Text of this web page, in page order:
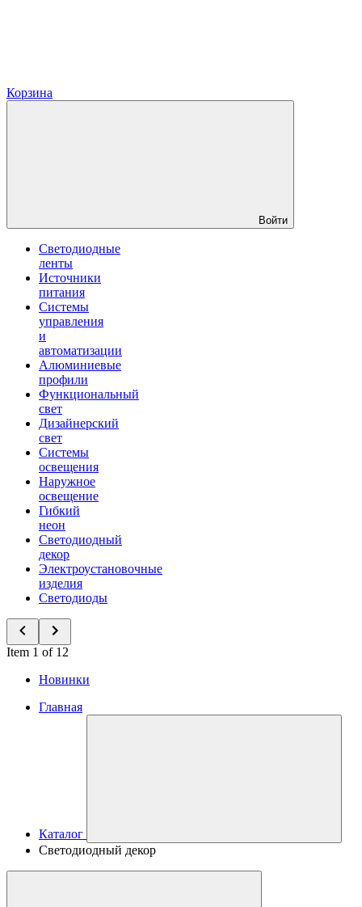
Корзина
Войти
Светодиодные
ленты
Источники
питания
Системы
управления
и
автоматизации
Алюминиевые
профили
Функциональный
свет
Дизайнерский
свет
Системы
освещения
Наружное
освещение
Гибкий
неон
Светодиодный
декор
Электроустановочные
изделия
Светодиоды
Item 1 of 12
Новинки
Главная
Каталог
Светодиодный декор